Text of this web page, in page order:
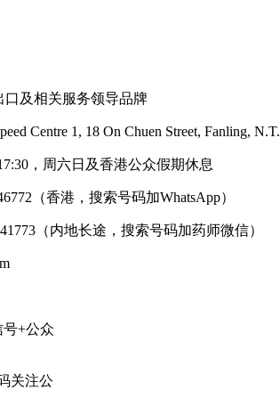
口及相关服务领导品牌
Centre 1, 18 On Chuen Street, Fanling, N.T.
，周六日及香港公众假期休息
（香港，搜索号码加WhatsApp）
内地长途，搜索号码加药师微信）
注公